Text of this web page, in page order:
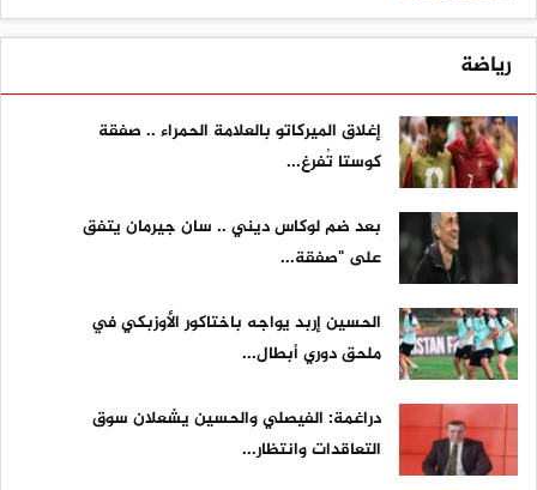
رياضة
إغلاق الميركاتو بالعلامة الحمراء .. صفقة
كوستا تُفرغ...
بعد ضم لوكاس ديني .. سان جيرمان يتفق
على "صفقة...
الحسين إربد يواجه باختاكور الأوزبكي في
ملحق دوري أبطال...
دراغمة: الفيصلي والحسين يشعلان سوق
التعاقدات وانتظار...